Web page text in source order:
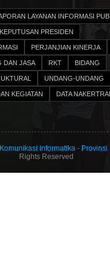
LAYANAN INFORMASI
KEPUTUSAN PRESIDEN
PERJANJIAN KINERJA
DAN JASA RKT BIDANG
UNDANG-UNDANG
KEGIATAN DATA
informatika - Provinsi
Rights Reserved